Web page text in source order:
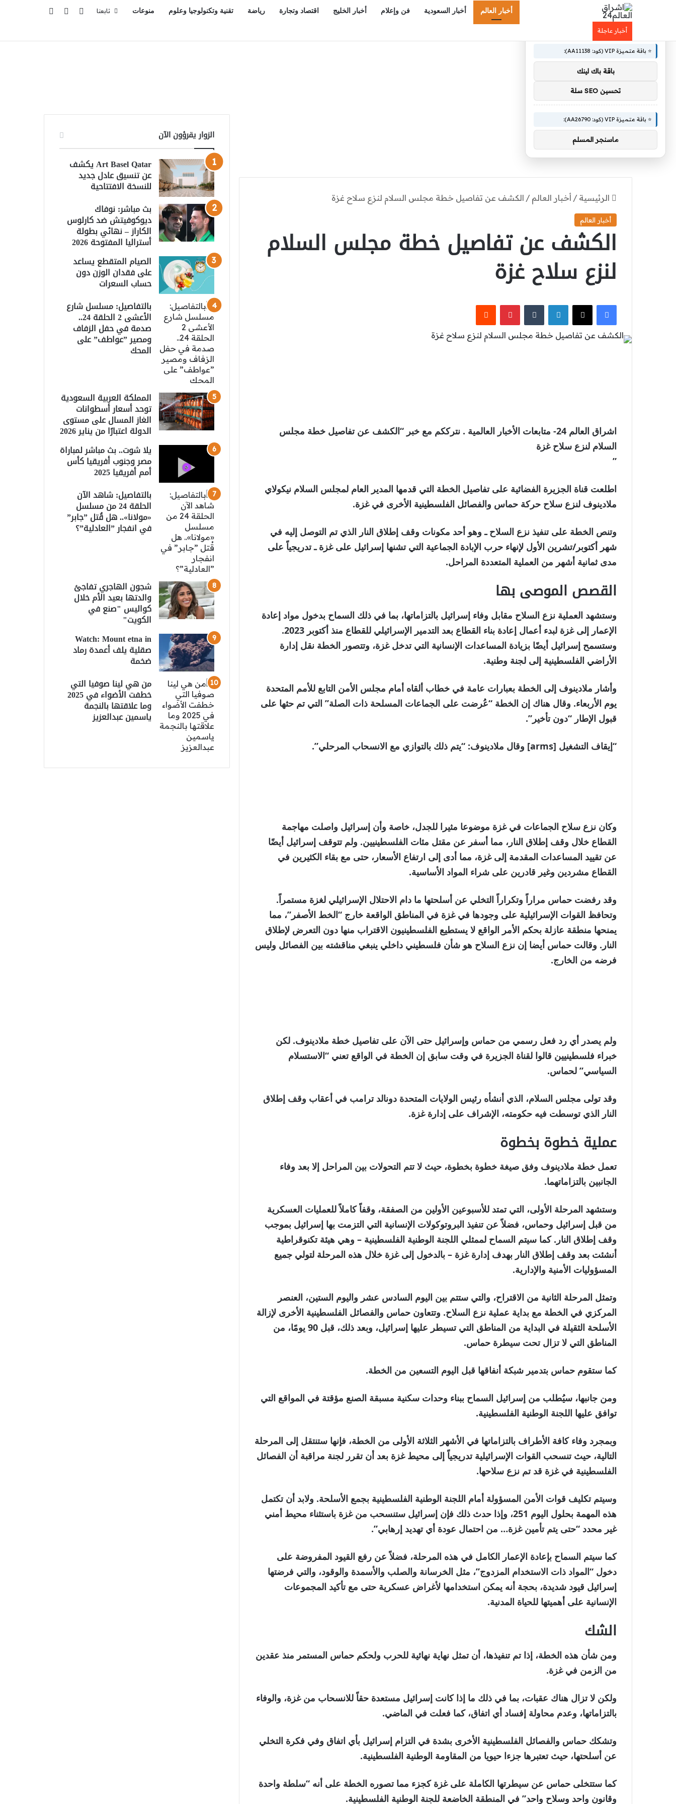
أخبار العالم أخبار السعودية فن وإعلام أخبار الخليج اقتصاد وتجارة رياضة تقنية وتكنولوجيا وعلوم منوعات تابعنا تسجيل الدخول
إضافة عمود
أخبار عاجلة
الرئيسية / أخبار العالم / الكشف عن تفاصيل خطة مجلس السلام لنزع سلاح غزة
أخبار العالم
الكشف عن تفاصيل خطة مجلس السلام
لنزع سلاح غزة
فيسبوك
‫X لينكدإن بينتيريست
اشراق العالم 24- متابعات الأخبار العالمية . نترككم مع خبر “الكشف عن تفاصيل خطة مجلس
السلام لنزع سلاح غزة
”
اطلعت قناة الجزيرة الفضائية على تفاصيل الخطة التي قدمها المدير العام لمجلس السلام نيكولاي
ملادينوف لنزع سلاح حركة حماس والفصائل الفلسطينية الأخرى في غزة.
وتنص الخطة على تنفيذ نزع السلاح ـ وهو أحد مكونات وقف إطلاق النار الذي تم التوصل إليه في
شهر أكتوبر/تشرين الأول لإنهاء حرب الإبادة الجماعية التي تشنها إسرائيل على غزة ـ تدريجياً على
مدى ثمانية أشهر من العملية المتعددة المراحل.
القصص الموصى بها
قائمة
من
3
عناصر
نهاية
القائمة
وستشهد العملية نزع السلاح مقابل وفاء إسرائيل بالتزاماتها، بما في ذلك السماح بدخول مواد إعادة
الإعمار إلى غزة لبدء أعمال إعادة بناء القطاع بعد التدمير الإسرائيلي للقطاع منذ أكتوبر 2023.
وستسمح إسرائيل أيضًا بزيادة المساعدات الإنسانية التي تدخل غزة، وتتصور الخطة نقل إدارة
الأراضي الفلسطينية إلى لجنة وطنية.
وأشار ملادينوف إلى الخطة بعبارات عامة في خطاب ألقاه أمام مجلس الأمن التابع للأمم المتحدة
يوم الأربعاء. وقال هناك إن الخطة “عُرضت على الجماعات المسلحة ذات الصلة” التي تم حثها على
قبول الإطار “دون تأخير”.
“إيقاف التشغيل [arms] وقال ملادينوف: “يتم ذلك بالتوازي مع الانسحاب المرحلي”.
وكان نزع سلاح الجماعات في غزة موضوعا مثيرا للجدل، خاصة وأن إسرائيل واصلت مهاجمة
القطاع خلال وقف إطلاق النار، مما أسفر عن مقتل مئات الفلسطينيين. ولم تتوقف إسرائيل أيضًا
عن تقييد المساعدات المقدمة إلى غزة، مما أدى إلى ارتفاع الأسعار، حتى مع بقاء الكثيرين في
القطاع مشردين وغير قادرين على شراء المواد الأساسية.
وقد رفضت حماس مراراً وتكراراً التخلي عن أسلحتها ما دام الاحتلال الإسرائيلي لغزة مستمراً.
وتحافظ القوات الإسرائيلية على وجودها في غزة في المناطق الواقعة خارج “الخط الأصفر”، مما
يمنحها منطقة عازلة بحكم الأمر الواقع لا يستطيع الفلسطينيون الاقتراب منها دون التعرض لإطلاق
النار. وقالت حماس أيضا إن نزع السلاح هو شأن فلسطيني داخلي ينبغي مناقشته بين الفصائل وليس
فرضه من الخارج.
ولم يصدر أي رد فعل رسمي من حماس وإسرائيل حتى الآن على تفاصيل خطة ملادينوف. لكن
خبراء فلسطينيين قالوا لقناة الجزيرة في وقت سابق إن الخطة في الواقع تعني “الاستسلام
السياسي” لحماس.
وقد تولى مجلس السلام، الذي أنشأه رئيس الولايات المتحدة دونالد ترامب في أعقاب وقف إطلاق
النار الذي توسطت فيه حكومته، الإشراف على إدارة غزة.
عملية خطوة بخطوة
تعمل خطة ملادينوف وفق صيغة خطوة بخطوة، حيث لا تتم التحولات بين المراحل إلا بعد وفاء
الجانبين بالتزاماتهما.
وستشهد المرحلة الأولى، التي تمتد للأسبوعين الأولين من الصفقة، وقفاً كاملاً للعمليات العسكرية
من قبل إسرائيل وحماس، فضلاً عن تنفيذ البروتوكولات الإنسانية التي التزمت بها إسرائيل بموجب
وقف إطلاق النار. كما سيتم السماح لممثلي اللجنة الوطنية الفلسطينية – وهي هيئة تكنوقراطية
أنشئت بعد وقف إطلاق النار بهدف إدارة غزة – بالدخول إلى غزة خلال هذه المرحلة لتولي جميع
المسؤوليات الأمنية والإدارية.
وتمثل المرحلة الثانية من الاقتراح، والتي ستتم بين اليوم السادس عشر واليوم الستين، العنصر
المركزي في الخطة مع بداية عملية نزع السلاح. وتتعاون حماس والفصائل الفلسطينية الأخرى لإزالة
الأسلحة الثقيلة في البداية من المناطق التي تسيطر عليها إسرائيل، وبعد ذلك، قبل 90 يومًا، من
المناطق التي لا تزال تحت سيطرة حماس.
كما ستقوم حماس بتدمير شبكة أنفاقها قبل اليوم التسعين من الخطة.
ومن جانبها، سيُطلب من إسرائيل السماح ببناء وحدات سكنية مسبقة الصنع مؤقتة في المواقع التي
توافق عليها اللجنة الوطنية الفلسطينية.
وبمجرد وفاء كافة الأطراف بالتزاماتها في الأشهر الثلاثة الأولى من الخطة، فإنها ستنتقل إلى المرحلة
التالية، حيث تنسحب القوات الإسرائيلية تدريجياً إلى محيط غزة بعد أن تقرر لجنة مراقبة أن الفصائل
الفلسطينية في غزة قد تم نزع سلاحها.
وسيتم تكليف قوات الأمن المسؤولة أمام اللجنة الوطنية الفلسطينية بجمع الأسلحة. ولابد أن تكتمل
هذه المهمة بحلول اليوم 251، وإذا حدث ذلك فإن إسرائيل ستنسحب من غزة باستثناء محيط أمني
غير محدد “حتى يتم تأمين غزة… من احتمال عودة أي تهديد إرهابي”.
كما سيتم السماح بإعادة الإعمار الكامل في هذه المرحلة، فضلاً عن رفع القيود المفروضة على
دخول “المواد ذات الاستخدام المزدوج”، مثل الخرسانة والصلب والأسمدة والوقود، والتي فرضتها
إسرائيل قيود شديدة، بحجة أنه يمكن استخدامها لأغراض عسكرية حتى مع تأكيد المجموعات
الإنسانية على أهميتها للحياة المدنية.
الشك
ومن شأن هذه الخطة، إذا تم تنفيذها، أن تمثل نهاية نهائية للحرب ولحكم حماس المستمر منذ عقدين
من الزمن في غزة.
ولكن لا تزال هناك عقبات، بما في ذلك ما إذا كانت إسرائيل مستعدة حقاً للانسحاب من غزة، والوفاء
بالتزاماتها، وعدم محاولة إفساد أي اتفاق، كما فعلت في الماضي.
وتشكك حماس والفصائل الفلسطينية الأخرى بشدة في التزام إسرائيل بأي اتفاق وفي فكرة التخلي
عن أسلحتها، حيث تعتبرها جزءا حيويا من المقاومة الوطنية الفلسطينية.
كما ستتخلى حماس عن سيطرتها الكاملة على غزة كجزء مما تصوره الخطة على أنه “سلطة واحدة
وقانون واحد وسلاح واحد” في المنطقة الخاضعة للجنة الوطنية الفلسطينية.
الزوار يقرؤون الآن
Art Basel Qatar يكشف
عن تنسيق عادل جديد
للنسخة الافتتاحية
بث مباشر: نوفاك
ديوكوفيتش ضد كارلوس
الكاراز – نهائي بطولة
أستراليا المفتوحة 2026
الصيام المتقطع يساعد
على فقدان الوزن دون
حساب السعرات
بالتفاصيل: مسلسل شارع
الأعشى 2 الحلقة 24..
صدمة في حفل الزفاف
ومصير ”عواطف” على
المحك
المملكة العربية السعودية
توحد أسعار أسطوانات
الغاز المسال على مستوى
الدولة اعتبارًا من يناير 2026
يلا شوت.. بث مباشر لمباراة
مصر وجنوب أفريقيا كأس
أمم أفريقيا 2025
بالتفاصيل: شاهد الآن
الحلقة 24 من مسلسل
«مولانا».. هل قُتل ”جابر”
في انفجار ”العادلية”؟
شجون الهاجري تفاجئ
والدتها بعيد الأم خلال
كواليس "صنع في
الكويت"
Watch: Mount etna in
صقلية يلف أعمدة رماد
ضخمة
من هي لينا صوفيا التي
خطفت الأضواء في 2025
وما علاقتها بالنجمة
ياسمين عبدالعزيز
🚀 توصيات :
⭐ باقة متميزة VIP (كود: AA11138):
باقة باك لينك
تحسين SEO سلة
⭐ باقة متميزة VIP (كود: AA26790):
ماسنجر المسلم